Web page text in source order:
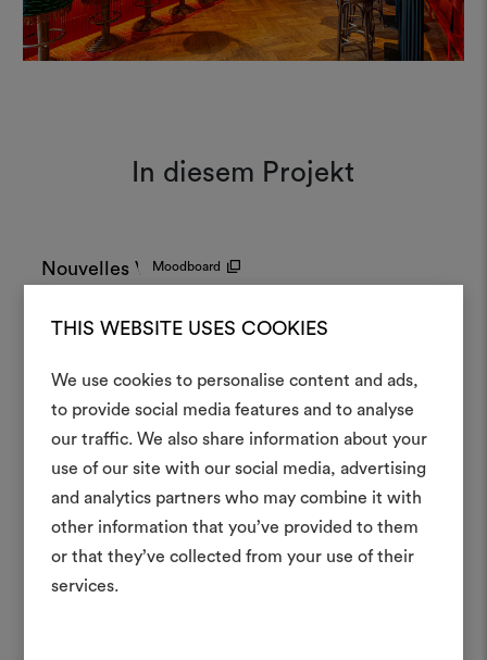
THIS WEBSITE USES COOKIES
We use cookies to personalise content and ads,
to provide social media features and to analyse
our traffic. We also share information about your
use of our site with our social media, advertising
and analytics partners who may combine it with
other information that you’ve provided to them
or that they’ve collected from your use of their
services.
In diesem Projekt
Moodboard
Nouvelles Vagues 005
Coriandoli 003
Moodboard
Coriandoli 004
Ein
erstellen
Ein interaktives Tool, mit
Ideen zum Leben
anderen teilen können,